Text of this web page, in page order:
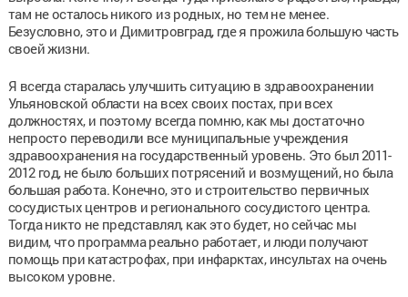
там не осталось никого из родных, но тем не менее.
Безусловно, это и Димитровград, где я прожила большую часть
своей жизни.
Я всегда старалась улучшить ситуацию в здравоохранении
Ульяновской области на всех своих постах, при всех
должностях, и поэтому всегда помню, как мы достаточно
непросто переводили все муниципальные учреждения
здравоохранения на государственный уровень. Это был 2011-
2012 год, не было больших потрясений и возмущений, но была
большая работа. Конечно, это и строительство первичных
сосудистых центров и регионального сосудистого центра.
Тогда никто не представлял, как это будет, но сейчас мы
видим, что программа реально работает, и люди получают
помощь при катастрофах, при инфарктах, инсультах на очень
высоком уровне.